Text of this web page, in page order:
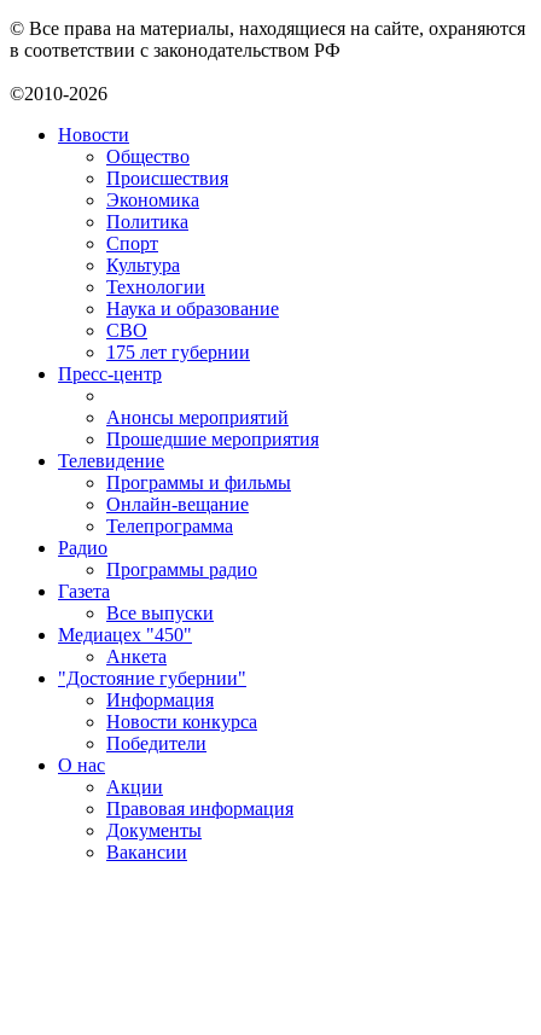
© Все права на материалы, находящиеся на сайте, охраняются
в соответствии с законодательством РФ
©2010-2026
Новости
Общество
Происшествия
Экономика
Политика
Спорт
Культура
Технологии
Наука и образование
СВО
175 лет губернии
Пресс-центр
Анонсы мероприятий
Прошедшие мероприятия
Телевидение
Программы и фильмы
Онлайн-вещание
Телепрограмма
Радио
Программы радио
Газета
Все выпуски
Медиацех "450"
Анкета
"Достояние губернии"
Информация
Новости конкурса
Победители
О нас
Акции
Правовая информация
Документы
Вакансии